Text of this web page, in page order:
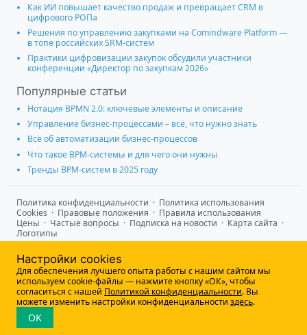
Как ИИ повышает качество продаж и превращает CRM в
цифрового РОПа
Решения по управлению закупками на Comindware Platform —
в топе российских SRM-систем
Практики цифровизации закупок обсудили участники
конференции «Директор по закупкам 2026»
Популярные статьи
Нотация BPMN 2.0: ключевые элементы и описание
Управление бизнес-процессами – всё, что нужно знать
Всё об автоматизации бизнес-процессов
Что такое BPM-системы и для чего они нужны
Тренды BPM-систем в 2025 году
Политика конфиденциальности · Политика использования
Cookies · Правовые положения · Правила использования
Цены · Частые вопросы · Подписка на новости · Карта сайта ·
Логотипы
© 2009-2026 Comindware
данном сайте адресована лицам, осуществляющим
предпринимательскую деятельность и не является
информацией, предназначенной для публичного ознакомления
потребителей.
Настройки cookies
Для обеспечения лучшего опыта работы с нашим сайтом мы
используем cookie-файлы — нажмите кнопку «ОК», чтобы
согласиться с нашей Политикой конфиденциальности. Вы
можете изменить настройки конфиденциальности здесь.
OK